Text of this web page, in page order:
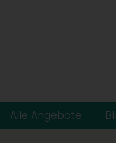
Alle Angebote